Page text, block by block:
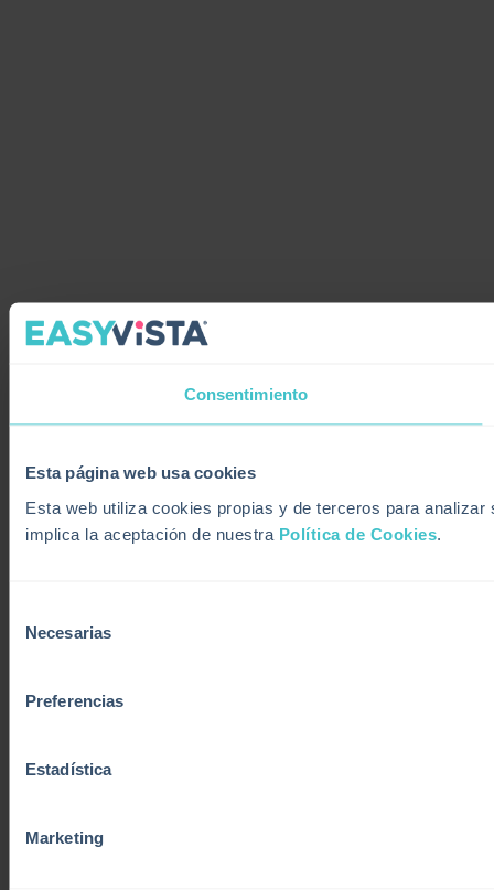
Consentimiento
Esta página web usa cookies
Esta web utiliza cookies propias y de terceros para
implica la aceptación de nuestra Política de Cookies
Necesarias
Preferencias
Estadística
Marketing